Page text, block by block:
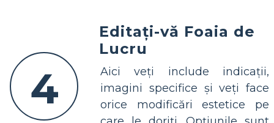
4
Editați-vă Foaia de
Lucru
Aici veți include indicații,
imagini specifice și veți face
orice modificări estetice pe